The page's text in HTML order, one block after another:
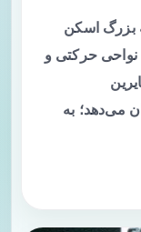
بزرگ اسکن
حرکتی و
می‌دهد؛ به